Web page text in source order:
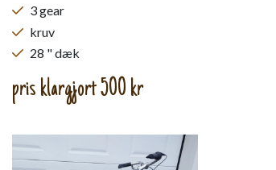
3 gear
kruv
28 " dæk
pris klargjort 500 kr